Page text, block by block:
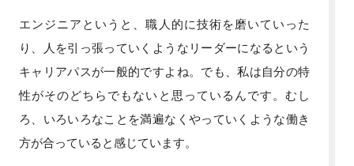
エンジニアというと、職人的に技術を磨いていった
り、人を引っ張っていくようなリーダーになるという
キャリアパスが一般的ですよね。でも、私は自分の特
性がそのどちらでもないと思っているんです。むし
ろ、いろいろなことを満遍なくやっていくような働き
方が合っていると感じています。